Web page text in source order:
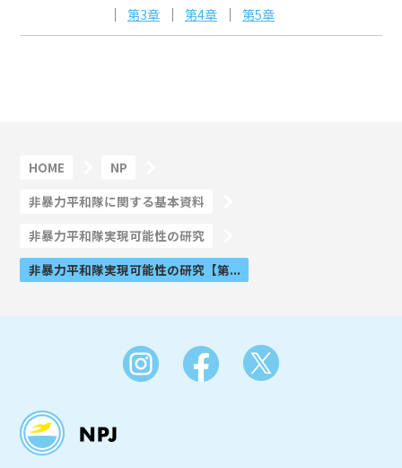
第3章
第4章 第5章
HOME
NP
非暴力平和隊に関する基本資料
非暴力平和隊実現可能性の研究
非暴力平和隊実現可能性の研究【第...